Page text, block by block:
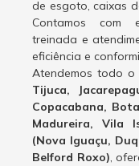
de esgoto, caixas
Contamos com
treinada e
eficiência e
Atendemos todo o
Tijuca,
Copacabana,
Madureira, Vila
(Nova Iguaçu,
Belford Roxo),